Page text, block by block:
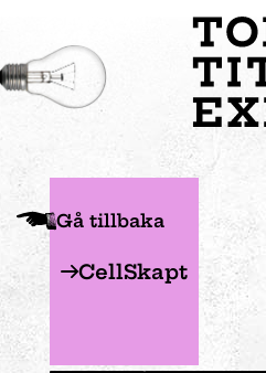
Gå tillbaka
CellSkapt